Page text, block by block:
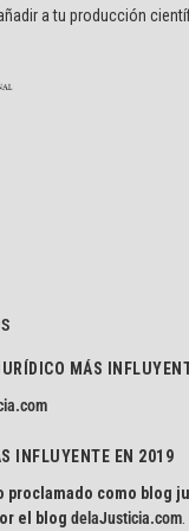
a tu producción
MÁS
INFLUYENTE EN 2019
proclamado como blog
el blogdelaJusticia.com